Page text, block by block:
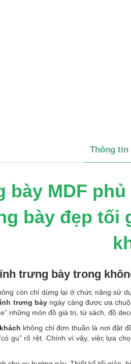
Thông
bày MDF
bày đẹp tối
trưng bày trong
còn chỉ dừng lại ở chức năng sử
trưng bày ngày càng được ưa
những món đồ giá trị, từ sách, đồ
không chỉ đơn thuần là nơi đặt
gu” rõ rệt. Chính vì vậy, việc lựa